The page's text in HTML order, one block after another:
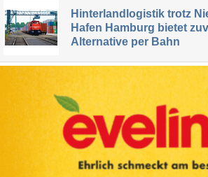
Hinterlandlogistik trotz
Hafen Hamburg bietet
Alternative per Bahn